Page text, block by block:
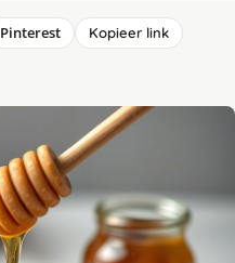
Pinterest
Kopieer link